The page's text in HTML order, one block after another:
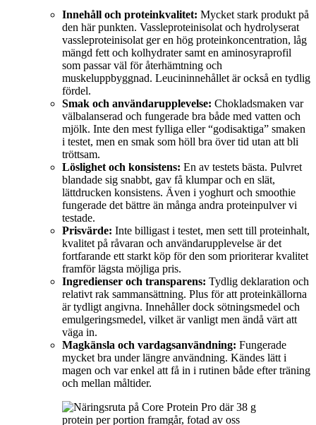
Innehåll och proteinkvalitet: Mycket stark produkt på
den här punkten. Vassleproteinisolat och hydrolyserat
vassleproteinisolat ger en hög proteinkoncentration, låg
mängd fett och kolhydrater samt en aminosyraprofil
som passar väl för återhämtning och
muskeluppbyggnad. Leucininnehållet är också en tydlig
fördel.
Smak och användarupplevelse: Chokladsmaken var
välbalanserad och fungerade bra både med vatten och
mjölk. Inte den mest fylliga eller “godisaktiga” smaken
i testet, men en smak som höll bra över tid utan att bli
tröttsam.
Löslighet och konsistens: En av testets bästa. Pulvret
blandade sig snabbt, gav få klumpar och en slät,
lättdrucken konsistens. Även i yoghurt och smoothie
fungerade det bättre än många andra proteinpulver vi
testade.
Prisvärde: Inte billigast i testet, men sett till proteinhalt,
kvalitet på råvaran och användarupplevelse är det
fortfarande ett starkt köp för den som prioriterar kvalitet
framför lägsta möjliga pris.
Ingredienser och transparens: Tydlig deklaration och
relativt rak sammansättning. Plus för att proteinkällorna
är tydligt angivna. Innehåller dock sötningsmedel och
emulgeringsmedel, vilket är vanligt men ändå värt att
väga in.
Magkänsla och vardagsanvändning: Fungerade
mycket bra under längre användning. Kändes lätt i
magen och var enkel att få in i rutinen både efter träning
och mellan måltider.